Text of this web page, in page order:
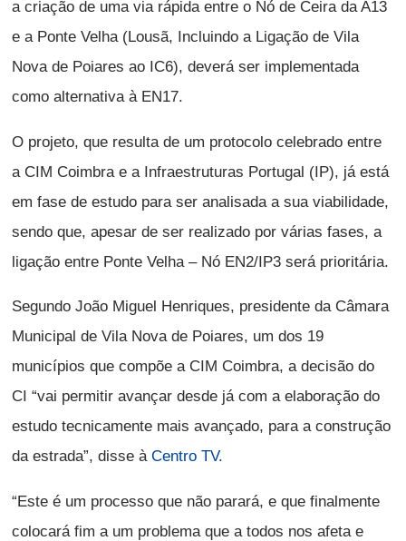
a criação de uma via rápida entre o Nó de Ceira da A13
e a Ponte Velha (Lousã, Incluindo a Ligação de Vila
Nova de Poiares ao IC6), deverá ser implementada
como alternativa à EN17.
O projeto, que resulta de um protocolo celebrado entre
a CIM Coimbra e a Infraestruturas Portugal (IP), já está
em fase de estudo para ser analisada a sua viabilidade,
sendo que, apesar de ser realizado por várias fases, a
ligação entre Ponte Velha – Nó EN2/IP3 será prioritária.
Segundo João Miguel Henriques, presidente da Câmara
Municipal de Vila Nova de Poiares, um dos 19
municípios que compõe a CIM Coimbra, a decisão do
CI “vai permitir avançar desde já com a elaboração do
estudo tecnicamente mais avançado, para a construção
da estrada”, disse àCentro TV.
“Este é um processo que não parará, e que finalmente
colocará fim a um problema que a todos nos afeta e